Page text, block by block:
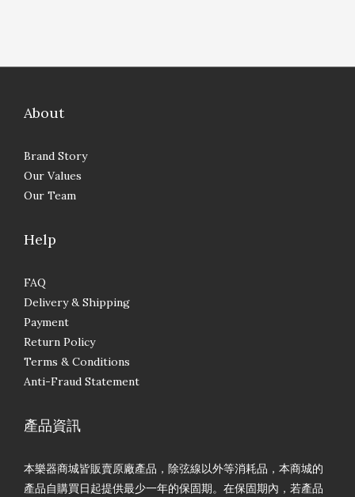
About
Brand Story
Our Values
Our Team
Help
FAQ
Delivery & Shipping
Payment
Return Policy
Terms & Conditions
Anti-Fraud Statement
產品資訊
本樂器商城皆販賣原廠產品，除弦線以外等消耗品，本商城的
產品自購買日起提供最少一年的保固期。在保固期內，若產品